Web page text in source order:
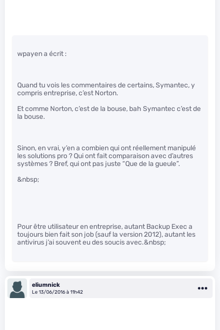
wpayen a écrit :
Quand tu vois les commentaires de certains, Symantec, y
compris entreprise, c’est Norton.
Et comme Norton, c’est de la bouse, bah Symantec c’est de
la bouse.
Sinon, en vrai, y’en a combien qui ont réellement manipulé
les solutions pro ? Qui ont fait comparaison avec d’autres
systèmes ? Bref, qui ont pas juste “Que de la gueule”.
&nbsp;
Pour être utilisateur en entreprise, autant Backup Exec a
toujours bien fait son job (sauf la version 2012), autant les
antivirus j’ai souvent eu des soucis avec.&nbsp;
eliumnick
Le 13/06/2016 à 11h42